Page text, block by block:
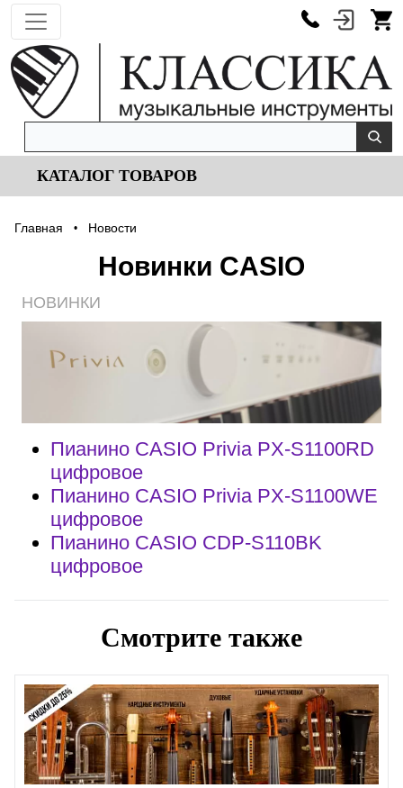
КАТАЛОГ ТОВАРОВ
Главная • Новости
Новинки CASIO
НОВИНКИ
Пианино CASIO Privia PX-S1100RD
цифровое
Пианино CASIO Privia PX-S1100WE
цифровое
Пианино CASIO CDP-S110BK
цифровое
Смотрите также